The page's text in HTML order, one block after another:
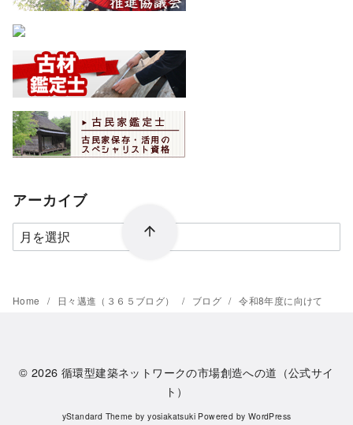
アーカイブ
ア
ー
イ
Home 日々邁進（３６５ブログ） ブログ 令和8年度に向けて
© 2026循環型建築ネットワークの市場創造への道（公式サイ
ト）
yStandard Theme byyosiakatsuki Powered by WordPress